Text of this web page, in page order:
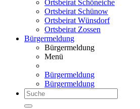
Ortsbeirat Schöneiche
Ortsbeirat Schünow
Ortsbeirat Wünsdorf
Ortsbeirat Zossen
Bürgermeldung
Bürgermeldung
Menü
Bürgermeldung
Bürgermeldung